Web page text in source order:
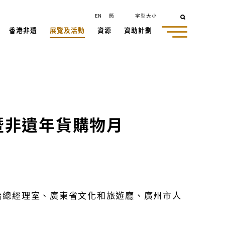
香港非遺 展覽及活動 資源 資助計劃
EN 簡 字型大小
遺年貨購物月
經理室、廣東省文化和旅遊廳、廣州市人